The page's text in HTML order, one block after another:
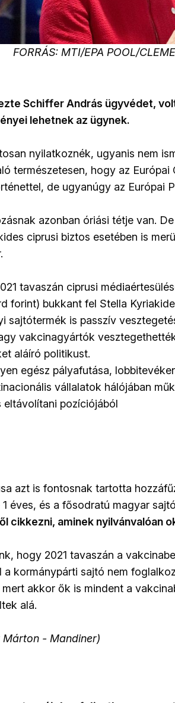
FORRÁS: MTI/EPA POOL/
Schiffer András ügyvédet,
lehetnek az ügynek.
nyilatkoznék, ugyanis nem
természetesen, hogy az Európai
de ugyanúgy az Európai
azonban óriási tétje van.
ciprusi biztos esetében is
tavaszán ciprusi
forint) bukkant fel Stella
sajtótermék is passzív
vakcinagyártók
aláíró politikust.
egész pályafutása,
vállalatok hálójában
eltávolítani pozíciójából
azt is fontosnak tartotta
1 éves, és a fősodratú magyar
cikkezni, aminek nyilvánvalóan
hogy 2021 tavaszán a
a kormánypárti sajtó nem
akkor ők is mindent a
alá.
Márton - Mandiner)